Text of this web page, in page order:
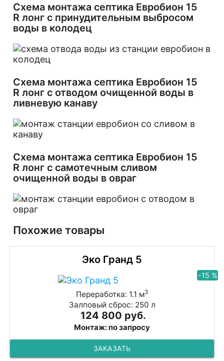
Схема монтажа септика Евробион 15
R лонг с принудительным выбросом
воды в колодец
Схема монтажа септика Евробион 15
R лонг с отводом очищенной воды в
ливневую канаву
Схема монтажа септика Евробион 15
R лонг с самотечным сливом
очищенной воды в овраг
Похожие товары
Эко Гранд 5
-15 %
Переработка: 1.1 м3
Залповый сброс: 250 л
124 800 руб.
Монтаж: по запросу
ЗАКАЗАТЬ